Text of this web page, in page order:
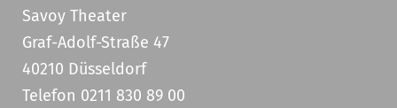
Savoy Theater
Graf-Adolf-Straße 47
40210 Düsseldorf
Telefon 0211 830 89 00